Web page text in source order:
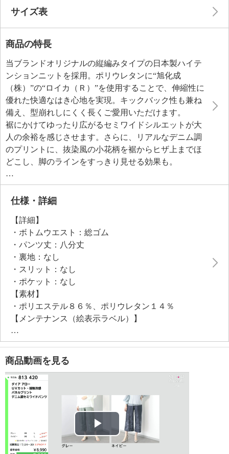
サイズ表
商品の特長
当ブランドオリジナルの縦編みタイプの日本製ハイテ
ンションニットを採用。ポリウレタンに“旭化成
（株）”の“ロイカ（Ｒ）”を使用することで、伸縮性に
優れた快適なはき心地を実現。キックバック性も兼ね
備え、型崩れしにくく長くご愛用いただけます。
裾にかけてゆったり広がるセミワイドシルエットが大
人の余裕を感じさせます。さらに、リアルなデニム調
のプリントに、抜染風の小花柄を裾からヒザ上までほ
どこし、脚のラインをすっきり見せる効果も。
ＵＶカット（紫外線遮蔽率９０％以上）に加え、接触
冷感性があり、シワや毛玉になりにくくお手入れが楽
なのもうれしいポイントです。
仕様・詳細
【詳細】
・ボトムウエスト：総ゴム
・パンツ丈：八分丈
・裏地：なし
・スリット：なし
・ポケット：なし
【素材】
・ポリエステル８６％、ポリウレタン１４％
【メンテナンス（絵表示ラベル）】
・洗濯機：可
・漂白処理：塩素系・酸素系漂白不可
・タンブル乾燥：不可
・自然乾燥：日陰の吊り干し
・アイロン仕上げ：可（低温）
・ドライクリーニング：不可
・ウエットクリーニング：可
【メンテナンス（ケアラベル）】
・ネット使用
商品動画を見る
Play